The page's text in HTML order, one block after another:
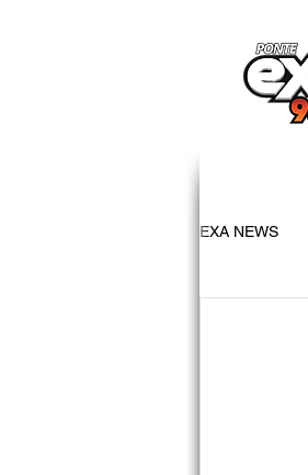
EXA NEWS